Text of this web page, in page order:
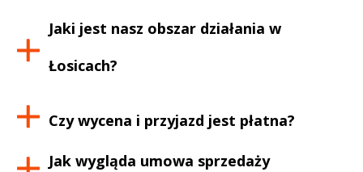
Jaki jest nasz obszar działania w
Łosicach?
Czy wycena i przyjazd jest płatna?
Jak wygląda umowa sprzedaży